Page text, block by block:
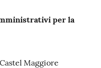
per la
Maggiore